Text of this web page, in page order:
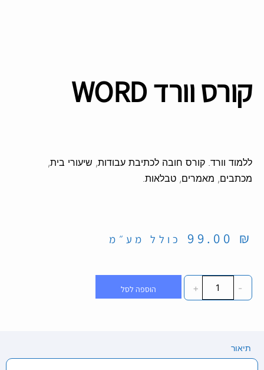
קורס וורד WORD
ללמוד וורד. קורס חובה לכתיבת עבודות, שיעורי בית,
מכתבים, מאמרים, טבלאות.
99.00₪ כולל מע״מ
הוספה לסל
תיאור